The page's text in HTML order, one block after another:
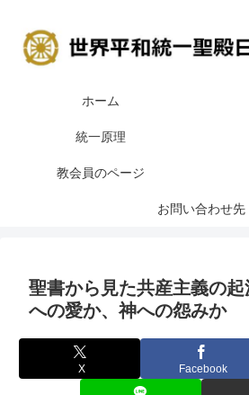
ホーム
統一原理
教会員のページ
お問い合わせ先
聖書から見た共産主義の
への愛か、神への怨みか
X Facebook